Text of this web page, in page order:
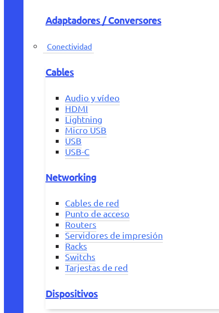
Adaptadores / Conversores
Conectividad
Cables
Audio y vídeo
HDMI
Lightning
Micro USB
USB
USB-C
Networking
Cables de red
Punto de acceso
Routers
Servidores de impresión
Racks
Switchs
Tarjestas de red
Dispositivos